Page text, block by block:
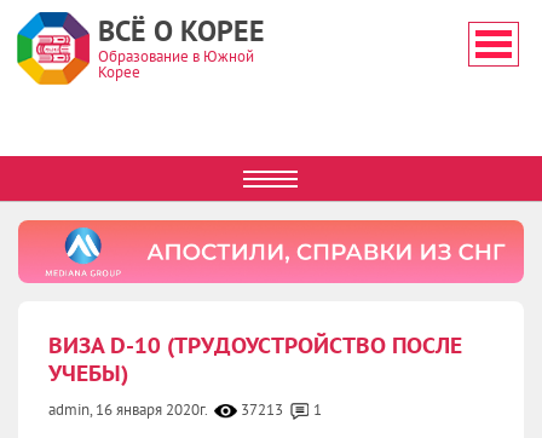
ВСЁ О КОРЕЕ
Образование в Южной
Корее
ВИЗА D-10 (ТРУДОУСТРОЙСТВО ПОСЛЕ
УЧЕБЫ)
admin, 16 января 2020г. 37213 1